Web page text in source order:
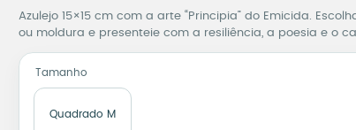
Azulejo 15×15 cm com a arte “Principia” do Emicida.
ou moldura e presenteie com a resiliência, a poesia e o
Tamanho
Quadrado M